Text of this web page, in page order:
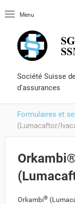
Menu
Société Suisse
d'assurances
Formulaires et
(Lumacaftor/
Orkambi®
Littérature
Certificat de
Formulaires et